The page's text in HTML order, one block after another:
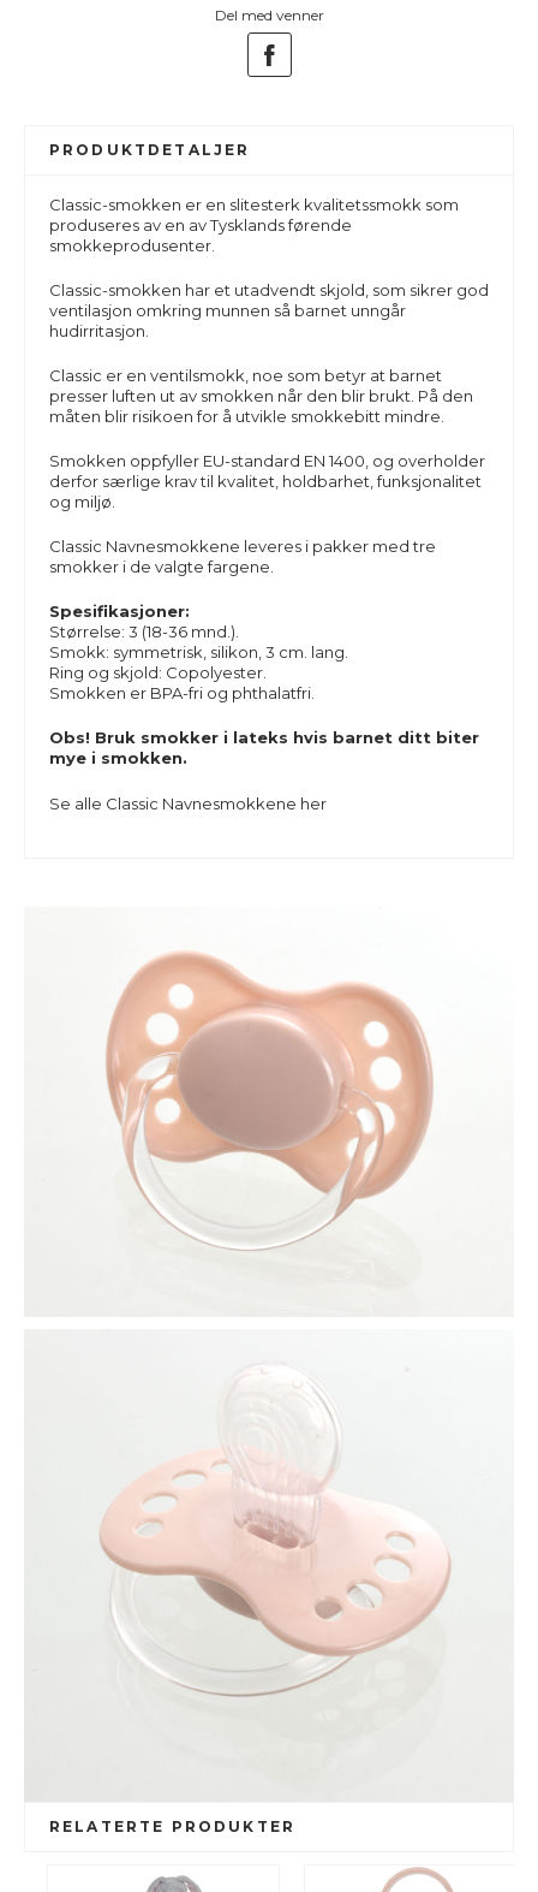
Del med venner
PRODUKTDETALJER
Classic-smokken er en slitesterk kvalitetssmokk som
produseres av en av Tysklands førende
smokkeprodusenter.
Classic-smokken har et utadvendt skjold, som sikrer god
ventilasjon omkring munnen så barnet unngår
hudirritasjon.
Classic er en ventilsmokk, noe som betyr at barnet
presser luften ut av smokken når den blir brukt. På den
måten blir risikoen for å utvikle smokkebitt mindre.
Smokken oppfyller EU-standard EN 1400, og overholder
derfor særlige krav til kvalitet, holdbarhet, funksjonalitet
og miljø.
Classic Navnesmokkene leveres i pakker med tre
smokker i de valgte fargene.
Spesifikasjoner:
Størrelse: 3 (18-36 mnd.).
Smokk: symmetrisk, silikon, 3 cm. lang.
Ring og skjold: Copolyester.
Smokken er BPA-fri og phthalatfri.
Obs! Bruk smokker i lateks hvis barnet ditt biter
mye i smokken.
Se alle Classic Navnesmokkene her
RELATERTE PRODUKTER